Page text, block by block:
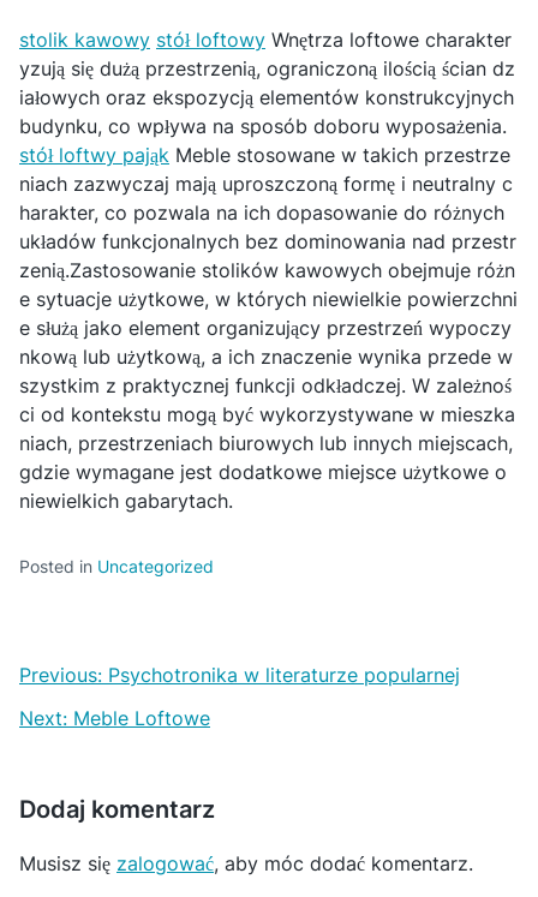
stolik kawowy stół loftowy Wnętrza loftowe charakter
yzują się dużą przestrzenią, ograniczoną ilością ścian dz
iałowych oraz ekspozycją elementów konstrukcyjnych
budynku, co wpływa na sposób doboru wyposażenia.
stół loftwy pająk Meble stosowane w takich przestrze
niach zazwyczaj mają uproszczoną formę i neutralny c
harakter, co pozwala na ich dopasowanie do różnych
układów funkcjonalnych bez dominowania nad przestr
zenią.Zastosowanie stolików kawowych obejmuje różn
e sytuacje użytkowe, w których niewielkie powierzchni
e służą jako element organizujący przestrzeń wypoczy
nkową lub użytkową, a ich znaczenie wynika przede w
szystkim z praktycznej funkcji odkładczej. W zależnoś
ci od kontekstu mogą być wykorzystywane w mieszka
niach, przestrzeniach biurowych lub innych miejscach,
gdzie wymagane jest dodatkowe miejsce użytkowe o
niewielkich gabarytach.
Posted in Uncategorized
N
a
i
a
Previous: Psychotronika w literaturze popularnej
Next: Meble Loftowe
Dodaj komentarz
Musisz się zalogować, aby móc dodać komentarz.